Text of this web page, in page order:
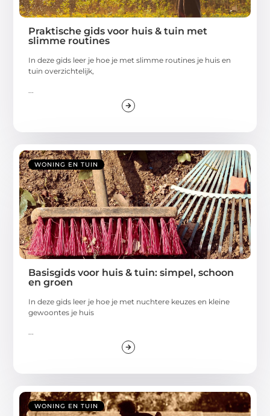
Praktische gids voor huis & tuin met
slimme routines
In deze gids leer je hoe je met slimme routines je huis en
tuin overzichtelijk,
...
WONING EN TUIN
Basisgids voor huis & tuin: simpel, schoon
en groen
In deze gids leer je hoe je met nuchtere keuzes en kleine
gewoontes je huis
...
WONING EN TUIN